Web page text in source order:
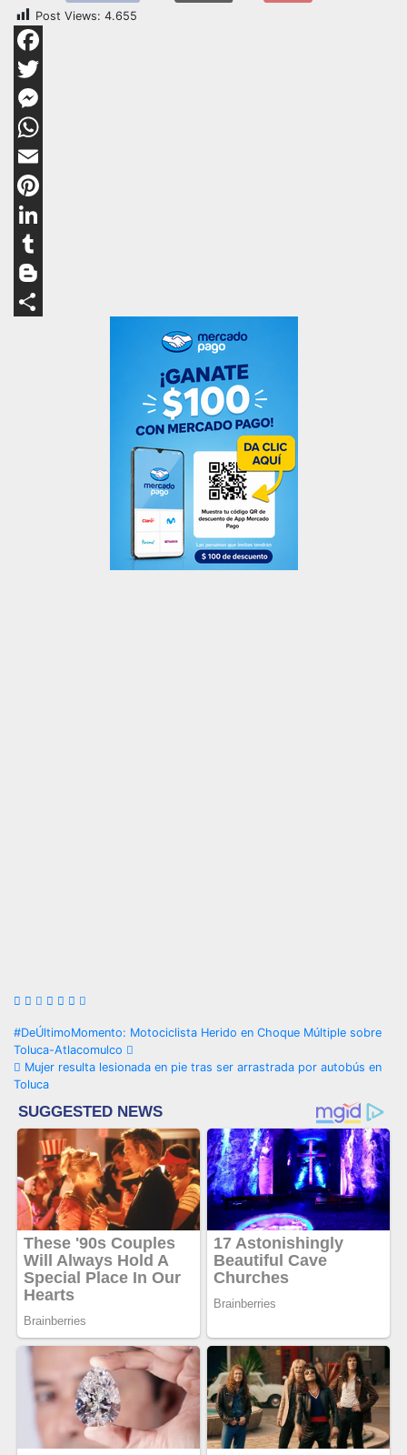
Post Views: 4.655
Facebook
Twitter
Messenger
WhatsApp
Email
Pinterest
LinkedIn
Tumblr
Blogger
Navegación
de
entradas
#DeÚltimoMomento: Motociclista Herido en Choque Múltiple sobre
Toluca-Atlacomulco
Mujer resulta lesionada en pie tras ser arrastrada por autobús en
Toluca